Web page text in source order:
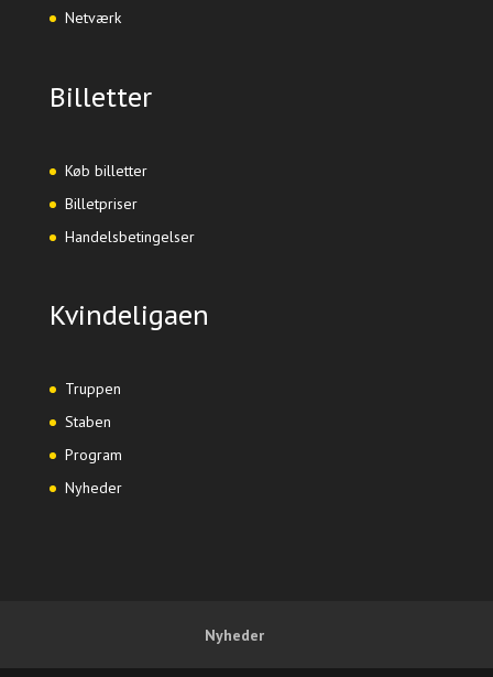
Netværk
Billetter
Køb billetter
Billetpriser
Handelsbetingelser
Kvindeligaen
Truppen
Staben
Program
Nyheder
Nyheder